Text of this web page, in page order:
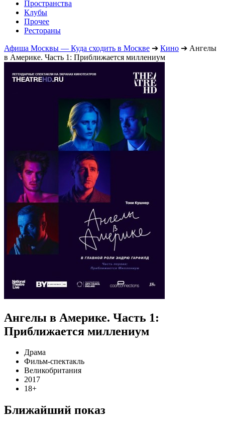
Пространства
Клубы
Прочее
Рестораны
Афиша Москвы — Куда сходить в Москве ➔ Кино ➔ Ангелы
в Америке. Часть 1: Приближается миллениум
Ангелы в Америке. Часть 1:
Приближается миллениум
Драма
Фильм-спектакль
Великобритания
2017
18+
Ближайший показ